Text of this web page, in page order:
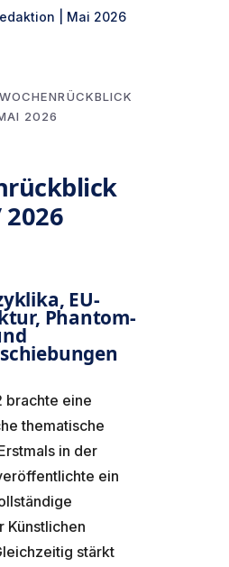
Mai 2026
WOCHENRÜCKBLICK
2026
2026
EU-
Phantom-
brachte eine
thematische
in der
ein
Künstlichen
stärkt